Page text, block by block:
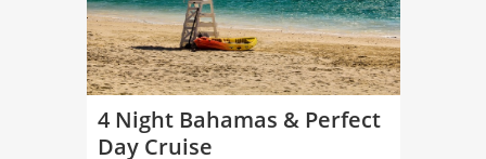
4 Night Bahamas & Perfect
Day Cruise